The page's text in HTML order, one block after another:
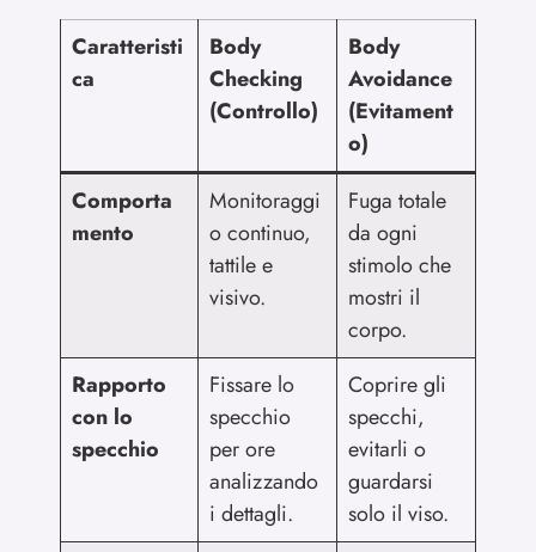
Caratteristi
ca
Body
Checking
(Controllo)
Body
Avoidance
(Evitament
o)
Comporta
mento
Monitoraggi
o continuo,
tattile e
visivo.
Fuga totale
da ogni
stimolo che
mostri il
corpo.
Rapporto
con lo
specchio
Fissare lo
specchio
per ore
analizzando
i dettagli.
Coprire gli
specchi,
evitarli o
guardarsi
solo il viso.